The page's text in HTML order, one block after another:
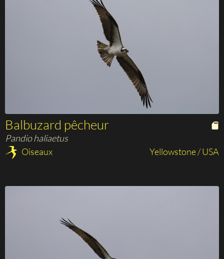
Balbuzard pêcheur
Pandio haliaetus
Oiseaux
Yellowstone / USA